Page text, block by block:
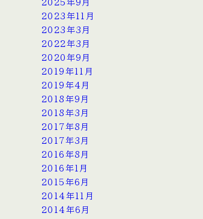
2025年9月
2023年11月
2023年3月
2022年3月
2020年9月
2019年11月
2019年4月
2018年9月
2018年3月
2017年8月
2017年3月
2016年8月
2016年1月
2015年6月
2014年11月
2014年6月